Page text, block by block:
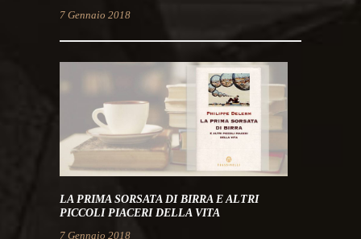
7 Gennaio 2018
LA PRIMA SORSATA DI BIRRA E ALTRI
PICCOLI PIACERI DELLA VITA
7 Gennaio 2018